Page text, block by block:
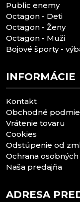
Public enemy
Octagon - Deti
Octagon - Ženy
Octagon - Muži
Bojové športy -
INFORMÁCIE
Kontakt
Obchodné
Vrátenie tovaru
Cookies
Odstúpenie od
Ochrana
Naša predajňa
ADRESA